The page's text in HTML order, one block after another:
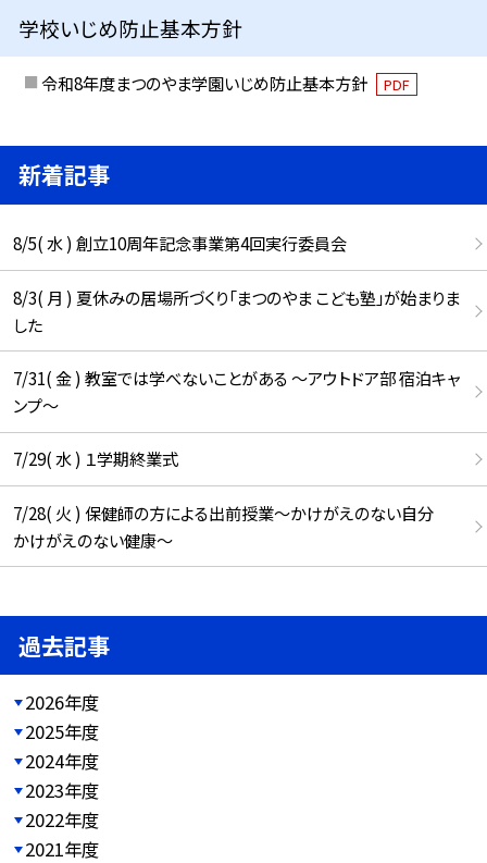
学校いじめ防止基本方針
令和8年度まつのやま学園いじめ防止基本方針 PDF
新着記事
8/5( 水 ) 創立10周年記念事業第4回実行委員会
8/3( 月 ) 夏休みの居場所づくり「まつのやま こども塾」が始まりま
した
7/31( 金 ) 教室では学べないことがある ～アウトドア部 宿泊キャ
ンプ～
7/29( 水 ) １学期終業式
7/28( 火 ) 保健師の方による出前授業～かけがえのない自分
かけがえのない健康～
過去記事
2026年度
2025年度
2024年度
2023年度
2022年度
2021年度